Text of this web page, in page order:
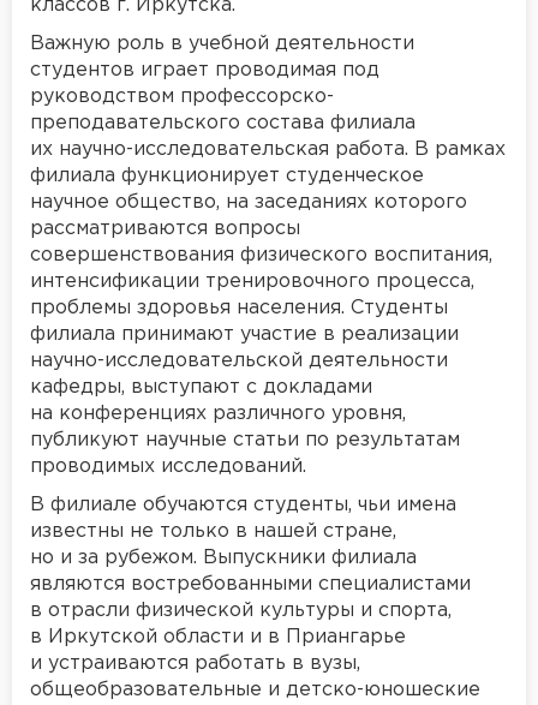
классов г. Иркутска.
Важную роль в учебной деятельности
студентов играет проводимая под
руководством профессорско-
преподавательского состава филиала
их научно-исследовательская работа. В рамках
филиала функционирует студенческое
научное общество, на заседаниях которого
рассматриваются вопросы
совершенствования физического воспитания,
интенсификации тренировочного процесса,
проблемы здоровья населения. Студенты
филиала принимают участие в реализации
научно-исследовательской деятельности
кафедры, выступают с докладами
на конференциях различного уровня,
публикуют научные статьи по результатам
проводимых исследований.
В филиале обучаются студенты, чьи имена
известны не только в нашей стране,
но и за рубежом. Выпускники филиала
являются востребованными специалистами
в отрасли физической культуры и спорта,
в Иркутской области и в Приангарье
и устраиваются работать в вузы,
общеобразовательные и детско-юношеские